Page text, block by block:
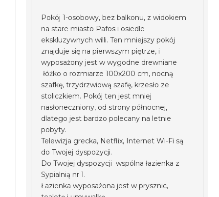
Pokój 1-osobowy, bez balkonu, z widokiem
na stare miasto Pafos i osiedle
ekskluzywnych willi. Ten mniejszy pokój
znajduje się na pierwszym piętrze, i
wyposażony jest w wygodne drewniane
łóżko o rozmiarze 100x200 cm, nocną
szafkę, trzydrzwiową szafę, krzesło ze
stoliczkiem. Pokój ten jest mniej
nasłoneczniony, od strony północnej,
dlatego jest bardzo polecany na letnie
pobyty.
Telewizja grecka, Netflix, Internet Wi-Fi są
do Twojej dyspozycji.
Do Twojej dyspozycji wspólna łazienka z
Sypialnią nr 1.
Łazienka wyposażona jest w prysznic,